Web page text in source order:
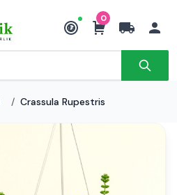
₺
0
/ Crassula Rupestris